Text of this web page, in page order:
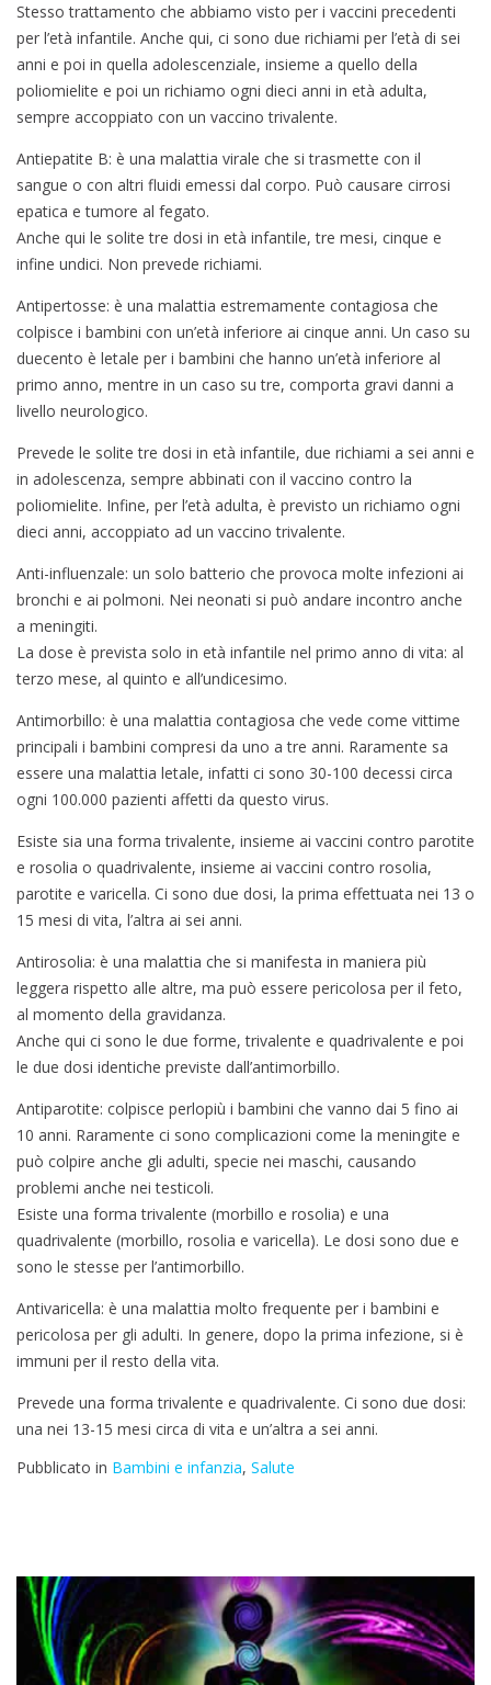
Stesso trattamento che abbiamo visto per i vaccini precedenti
per l’età infantile. Anche qui, ci sono due richiami per l’età di sei
anni e poi in quella adolescenziale, insieme a quello della
poliomielite e poi un richiamo ogni dieci anni in età adulta,
sempre accoppiato con un vaccino trivalente.
Antiepatite B: è una malattia virale che si trasmette con il
sangue o con altri fluidi emessi dal corpo. Può causare cirrosi
epatica e tumore al fegato.
Anche qui le solite tre dosi in età infantile, tre mesi, cinque e
infine undici. Non prevede richiami.
Antipertosse: è una malattia estremamente contagiosa che
colpisce i bambini con un’età inferiore ai cinque anni. Un caso su
duecento è letale per i bambini che hanno un’età inferiore al
primo anno, mentre in un caso su tre, comporta gravi danni a
livello neurologico.
Prevede le solite tre dosi in età infantile, due richiami a sei anni e
in adolescenza, sempre abbinati con il vaccino contro la
poliomielite. Infine, per l’età adulta, è previsto un richiamo ogni
dieci anni, accoppiato ad un vaccino trivalente.
Anti-influenzale: un solo batterio che provoca molte infezioni ai
bronchi e ai polmoni. Nei neonati si può andare incontro anche
a meningiti.
La dose è prevista solo in età infantile nel primo anno di vita: al
terzo mese, al quinto e all’undicesimo.
Antimorbillo: è una malattia contagiosa che vede come vittime
principali i bambini compresi da uno a tre anni. Raramente sa
essere una malattia letale, infatti ci sono 30-100 decessi circa
ogni 100.000 pazienti affetti da questo virus.
Esiste sia una forma trivalente, insieme ai vaccini contro parotite
e rosolia o quadrivalente, insieme ai vaccini contro rosolia,
parotite e varicella. Ci sono due dosi, la prima effettuata nei 13 o
15 mesi di vita, l’altra ai sei anni.
Antirosolia: è una malattia che si manifesta in maniera più
leggera rispetto alle altre, ma può essere pericolosa per il feto,
al momento della gravidanza.
Anche qui ci sono le due forme, trivalente e quadrivalente e poi
le due dosi identiche previste dall’antimorbillo.
Antiparotite: colpisce perlopiù i bambini che vanno dai 5 fino ai
10 anni. Raramente ci sono complicazioni come la meningite e
può colpire anche gli adulti, specie nei maschi, causando
problemi anche nei testicoli.
Esiste una forma trivalente (morbillo e rosolia) e una
quadrivalente (morbillo, rosolia e varicella). Le dosi sono due e
sono le stesse per l’antimorbillo.
Antivaricella: è una malattia molto frequente per i bambini e
pericolosa per gli adulti. In genere, dopo la prima infezione, si è
immuni per il resto della vita.
Prevede una forma trivalente e quadrivalente. Ci sono due dosi:
una nei 13-15 mesi circa di vita e un’altra a sei anni.
Pubblicato in Bambini e infanzia, Salute